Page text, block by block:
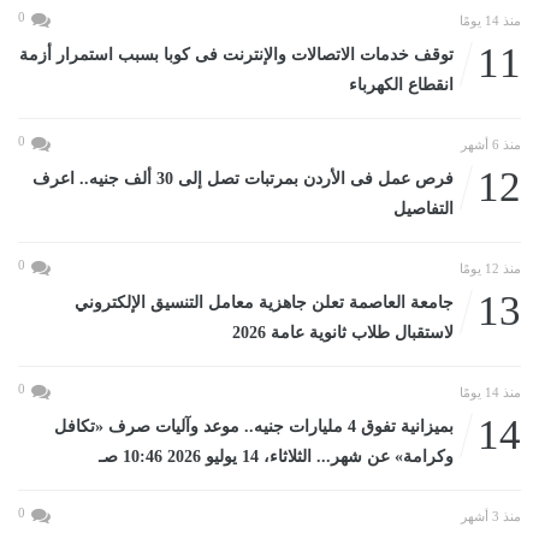
منذ 14 يومًا 0
11
توقف خدمات الاتصالات والإنترنت فى كوبا بسبب استمرار أزمة
انقطاع الكهرباء
منذ 6 أشهر 0
12
فرص عمل فى الأردن بمرتبات تصل إلى 30 ألف جنيه.. اعرف
التفاصيل
منذ 12 يومًا 0
13
جامعة العاصمة تعلن جاهزية معامل التنسيق الإلكتروني
لاستقبال طلاب ثانوية عامة 2026
منذ 14 يومًا 0
14
بميزانية تفوق 4 مليارات جنيه.. موعد وآليات صرف «تكافل
وكرامة» عن شهر... الثلاثاء، 14 يوليو 2026 10:46 صـ
منذ 3 أشهر 0